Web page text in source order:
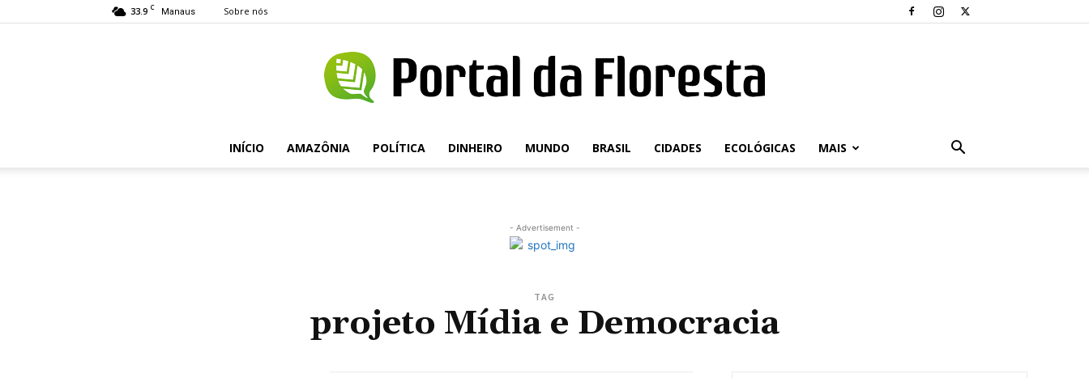
33.9 C Manaus Sobre nós
Portal
INÍCIO AMAZÔNIA POLÍTICA DINHEIRO MUNDO BRASIL CIDADES ECOLÓGICAS MAIS
- Advertisement -
TAG
projeto Mídia e Democracia